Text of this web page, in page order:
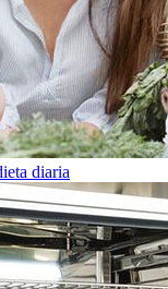
diaria